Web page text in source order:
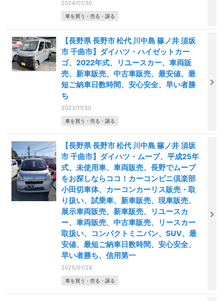
2024/01/30
車を買う・売る・譲る
【長野県 長野市 松代 川中島 篠ノ井 須坂
市 千曲市】ダイハツ・ハイゼットカー
ゴ、2022年式、リユースカー、車両販
売、新車販売、中古車販売、最安値、最
短ご納車日数時間、安心安全、早い者勝
ち
2023/11/30
車を買う・売る・譲る
【長野県 長野市 松代 川中島 篠ノ井 須坂
市 千曲市】ダイハツ・ムーブ、平成25年
式、未使用車、車両販売、長野でムーブ
をお探しならココ！カーコンビニ倶楽部
小田切車体、カーコンカーリス販売・取
り扱い、試乗車、新車販売、現車販売、
展示車両販売、新車販売、リユースカ
ー、車両販売、中古車販売、リースカー
取扱い、コンパクトミニバン、SUV、最
安値、最短ご納車日数時間、安心安全、
早い者勝ち、信用第一
2025/01/28
車を買う・売る・譲る